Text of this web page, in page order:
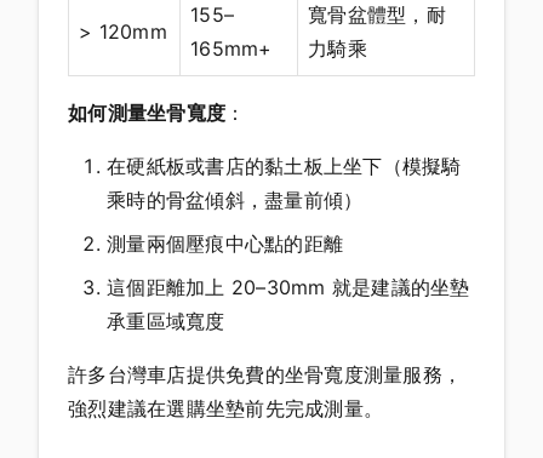
> 120mm
155–
165mm+
寬骨盆體型，耐
力騎乘
如何測量坐骨寬度 ：
在硬紙板或書店的黏土板上坐下（模擬騎
乘時的骨盆傾斜，盡量前傾）
測量兩個壓痕中心點的距離
這個距離加上 20–30mm 就是建議的坐墊
承重區域寬度
許多台灣車店提供免費的坐骨寬度測量服務，
強烈建議在選購坐墊前先完成測量。